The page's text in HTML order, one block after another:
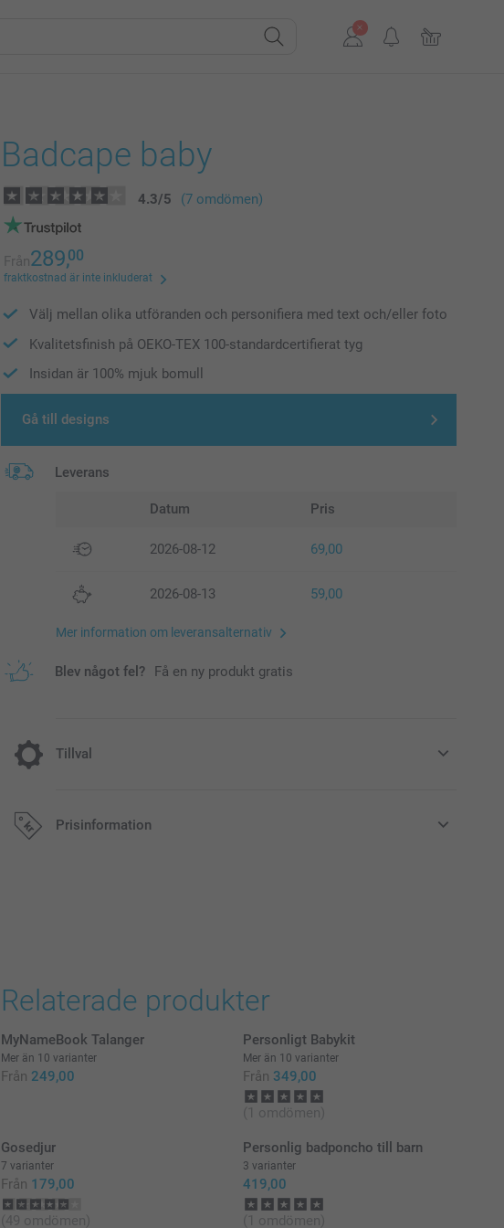
Badcape baby
4.3/5 (7 omdömen)
Från289,00
fraktkostnad är inte inkluderat
Välj mellan olika utföranden och personifiera med text och/eller foto
Kvalitetsfinish på OEKO-TEX 100-standardcertifierat tyg
Insidan är 100% mjuk bomull
Gå till designs
Leverans
Datum Pris
2026-08-12 69,00
2026-08-13 59,00
Mer information om leveransalternativ
Blev något fel? Få en ny produkt gratis
Tillval
Lägg till en Miffy-sparbössa till din beställning
Mått: 12 cm (höjd) x 6 cm (diameter)
Prisinformation
Relaterade produkter
MyNameBook Talanger
Mer än 10 varianter
Från 249,00
Personligt Babykit
Mer än 10 varianter
Från 349,00
(1 omdömen)
Gosedjur
7 varianter
Från 179,00
(49 omdömen)
Personlig badponcho till barn
3 varianter
419,00
(1 omdömen)